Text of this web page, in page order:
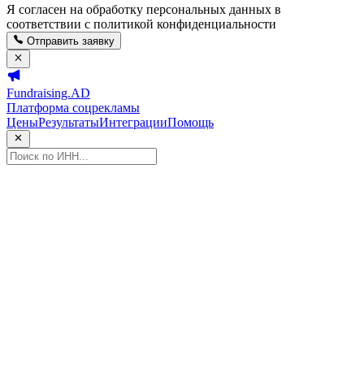
Я согласен на обработку персональных данных в
соответствии с политикой конфиденциальности
Отправить заявку
Fundraising.AD
Платформа соцрекламы
ЦеныРезультатыИнтеграцииПомощь